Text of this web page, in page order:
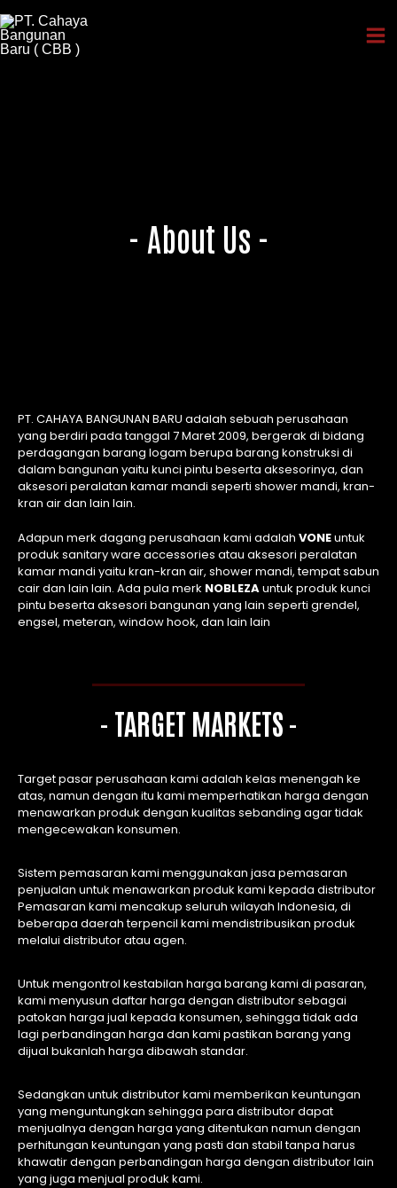
Skip
to
- About Us -
PT. CAHAYA BANGUNAN BARU adalah sebuah perusahaan
yang berdiri pada tanggal 7 Maret 2009, bergerak di bidang
perdagangan barang logam berupa barang konstruksi di
dalam bangunan yaitu kunci pintu beserta aksesorinya, dan
aksesori peralatan kamar mandi seperti shower mandi, kran-
kran air dan lain lain.
Adapun merk dagang perusahaan kami adalah VONEuntuk
produk sanitary ware accessories atau aksesori peralatan
kamar mandi yaitu kran-kran air, shower mandi, tempat sabun
cair dan lain lain. Ada pula merk NOBLEZAuntuk produk kunci
pintu beserta aksesori bangunan yang lain seperti grendel,
engsel, meteran, window hook, dan lain lain
- TARGET MARKETS -
Target pasar perusahaan kami adalah kelas menengah ke
atas, namun dengan itu kami memperhatikan harga dengan
menawarkan produk dengan kualitas sebanding agar tidak
mengecewakan konsumen.
Sistem pemasaran kami menggunakan jasa pemasaran
penjualan untuk menawarkan produk kami kepada distributor
Pemasaran kami mencakup seluruh wilayah Indonesia, di
beberapa daerah terpencil kami mendistribusikan produk
melalui distributor atau agen.
Untuk mengontrol kestabilan harga barang kami di pasaran,
kami menyusun daftar harga dengan distributor sebagai
patokan harga jual kepada konsumen, sehingga tidak ada
lagi perbandingan harga dan kami pastikan barang yang
dijual bukanlah harga dibawah standar.
Sedangkan untuk distributor kami memberikan keuntungan
yang menguntungkan sehingga para distributor dapat
menjualnya dengan harga yang ditentukan namun dengan
perhitungan keuntungan yang pasti dan stabil tanpa harus
khawatir dengan perbandingan harga dengan distributor lain
yang juga menjual produk kami.